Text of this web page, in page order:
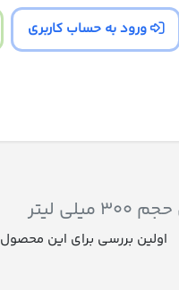
ورود به حساب کاربری
لیتر
اولین بررسی برای این محصول